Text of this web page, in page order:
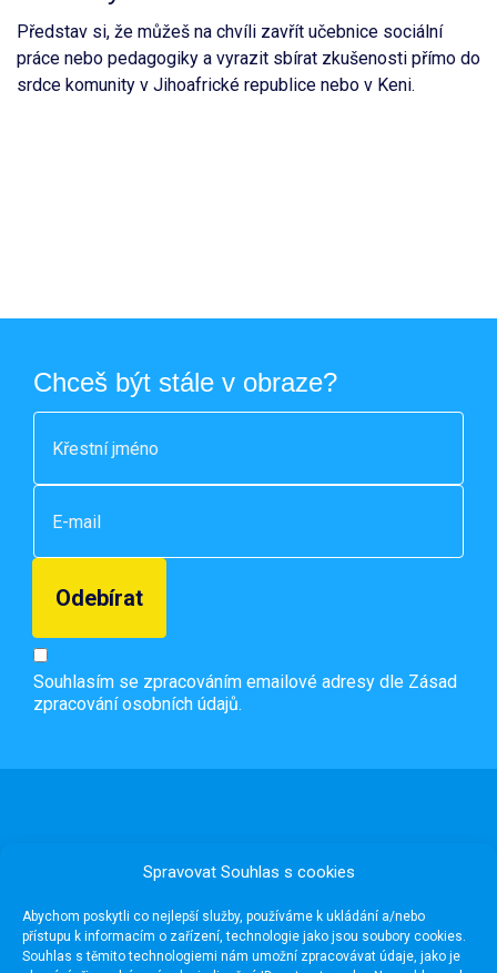
Spravovat Souhlas s cookies
Abychom poskytli co nejlepší služby, používáme k ukládání a/nebo
přístupu k informacím o zařízení, technologie jako jsou soubory cookies.
Souhlas s těmito technologiemi nám umožní zpracovávat údaje, jako je
Představ si, že můžeš na chvíli zavřít učebnice sociální
práce nebo pedagogiky a vyrazit sbírat zkušenosti přímo do
srdce komunity v Jihoafrické republice nebo v Keni.
Chceš být stále v obraze?
Souhlasím se zpracováním emailové adresy dle Zásad
zpracování osobních údajů.